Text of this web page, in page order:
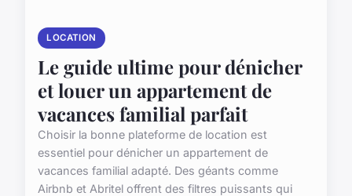
LOCATION
Le guide ultime pour dénicher
et louer un appartement de
vacances familial parfait
Choisir la bonne plateforme de location est
essentiel pour dénicher un appartement de
vacances familial adapté. Des géants comme
Airbnb et Abritel offrent des filtres puissants qui